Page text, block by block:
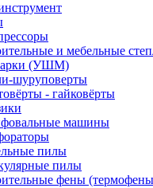
и мебельные
(УШМ)
шуруповерты
- гайковёрты
машины
пилы
пилы
фены